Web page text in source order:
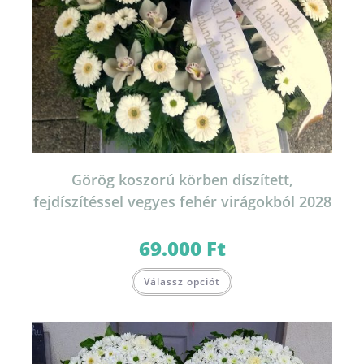
Görög koszorú körben díszített,
fejdíszítéssel vegyes fehér virágokból 2028
69.000 Ft
Válassz opciót a
variációja
van.
A
változatok